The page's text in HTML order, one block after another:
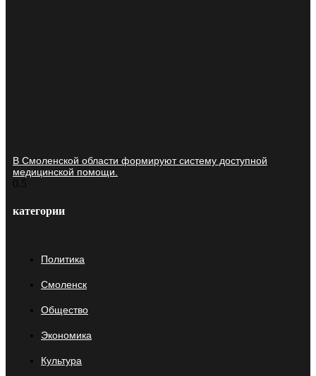
В Смоленской области формируют систему доступной
медицинской помощи.
категории
Политика
Смоленск
Общество
Экономика
Культура